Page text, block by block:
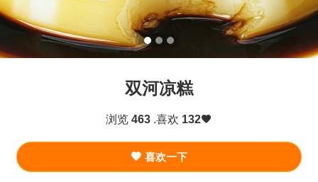
双河凉糕
浏览 463 .喜欢 132
喜欢一下